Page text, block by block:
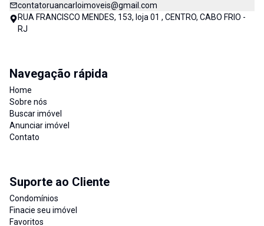
contatoruancarloimoveis@gmail.com
RUA FRANCISCO MENDES, 153, loja 01 , CENTRO, CABO FRIO -
RJ
Navegação rápida
Home
Sobre nós
Buscar imóvel
Anunciar imóvel
Contato
Suporte ao Cliente
Condomínios
Finacie seu imóvel
Favoritos